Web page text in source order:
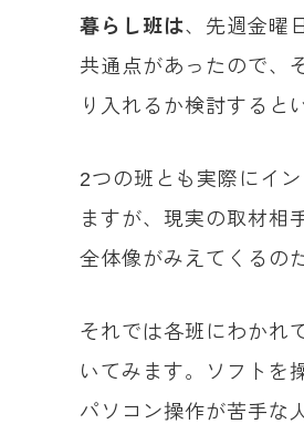
暮らし班は、先週金曜
共通点があったので、
り入れるか検討すると
2つの班とも実際にイ
ますが、現実の取材相
全体像がみえてくるの
それでは各班にわかれ
いてみます。ソフトを
パソコン操作が苦手な